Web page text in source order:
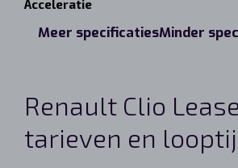
Acceleratie
Meer specificatiesMinder
Renault Clio Lease
tarieven en